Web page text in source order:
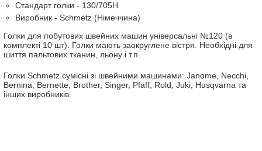
Стандарт голки - 130/705H
Виробник - Schmetz (Німеччина)
Голки для побутових швейних машин універсальні №120 (в
комплекті 10 шт). Голки мають заокруглене вістря. Необхідні для
шиття пальтових тканин, льону і т.п.
Голки Schmetz сумісні зі швейними машинами: Janome, Necchi,
Bernina, Bernette, Brother, Singer, Pfaff, Rold, Juki, Husqvarna та
інших виробників.